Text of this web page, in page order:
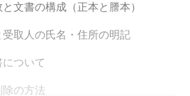
文書の構成（正本と謄本）
受取人の氏名・住所の明記
ついて
の方法